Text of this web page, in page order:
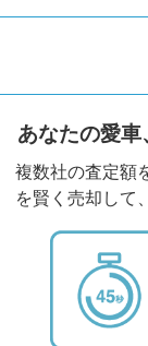
あなたの愛車
複数社の査定額
を賢く売却して